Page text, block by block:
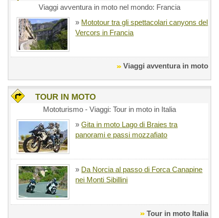
Viaggi avventura in moto nel mondo: Francia
» Mototour tra gli spettacolari canyons del
Vercors in Francia
Viaggi avventura in moto
TOUR IN MOTO
Mototurismo - Viaggi: Tour in moto in Italia
»Gita in moto Lago di Braies tra
panorami e passi mozzafiato
» Da Norcia al passo di Forca Canapine
nei Monti Sibillini
Tour in moto Italia